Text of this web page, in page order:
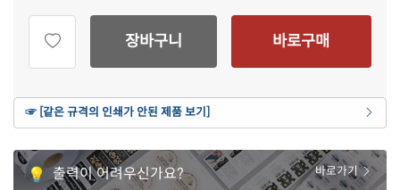
CL541Y-DA048
잉크젯, 레이저 겸용
재질 설명
재질 설명
빨간색 모조
CL541TR-DA048잉크젯, 레이저 겸용
노란색 모조
CL541TY-DA048잉크젯, 레이저 겸용
재질 설명
장바구니 바로구매
☞ [같은 규격의 인쇄가 안된 제품 보기]
출력이 어려우신가요? 바로가기